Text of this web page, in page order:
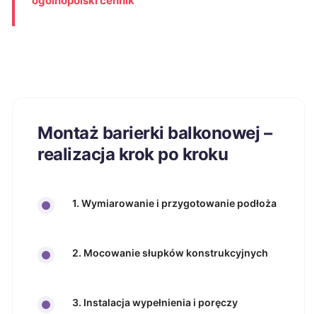
Montaż barierki balkonowej –
realizacja krok po kroku
1. Wymiarowanie i przygotowanie podłoża
2. Mocowanie słupków konstrukcyjnych
3. Instalacja wypełnienia i poręczy